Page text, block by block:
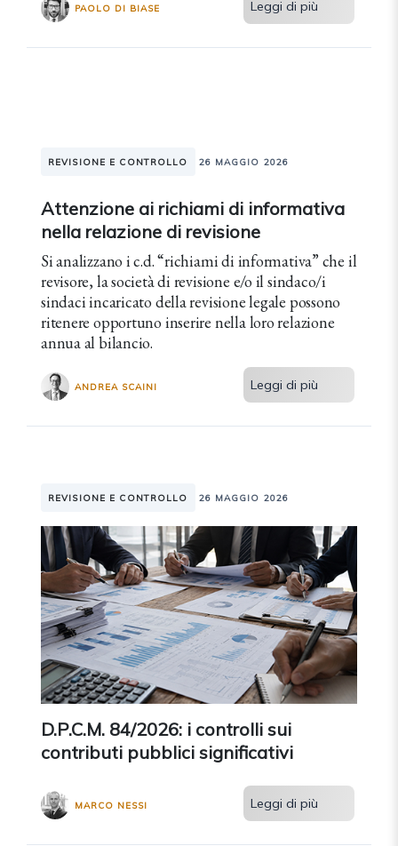
PAOLO DI BIASE Leggi di più
REVISIONE E CONTROLLO 26 MAGGIO 2026
Attenzione ai richiami di informativa
nella relazione di revisione
Si analizzano i c.d. “richiami di informativa” che il
revisore, la società di revisione e/o il sindaco/i
sindaci incaricato della revisione legale possono
ritenere opportuno inserire nella loro relazione
annua al bilancio.
ANDREA SCAINI Leggi di più
REVISIONE E CONTROLLO 26 MAGGIO 2026
D.P.C.M. 84/2026: i controlli sui
contributi pubblici significativi
MARCO NESSI Leggi di più